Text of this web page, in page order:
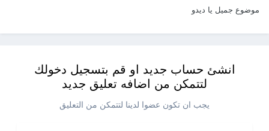
موضوع جميل يا ديدو
انشئ حساب جديد او قم بتسجيل دخولك
لتتمكن من اضافه تعليق جديد
يجب ان تكون عضوا لدينا لتتمكن من التعليق